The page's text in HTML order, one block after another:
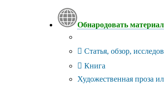
Обнародовать
Статья, обзор,
Книга
Художественная проза